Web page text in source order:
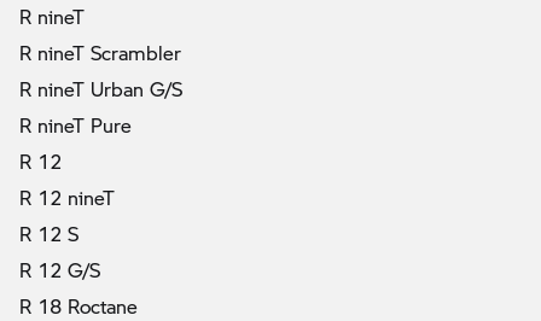
R nineT
R nineT Scrambler
R nineT Urban G/S
R nineT Pure
R 12
R 12 nineT
R 12 S
R 12 G/S
R 18 Roctane